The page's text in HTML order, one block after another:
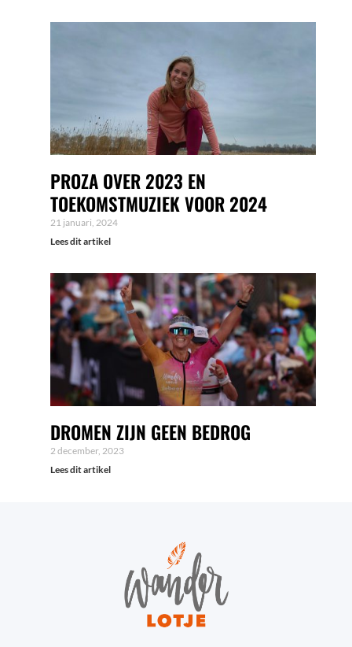
PROZA OVER 2023 EN
TOEKOMSTMUZIEK VOOR 2024
21 januari, 2024
Lees dit artikel
DROMEN ZIJN GEEN BEDROG
2 december, 2023
Lees dit artikel